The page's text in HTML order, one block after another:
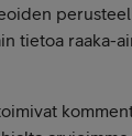
tietoa raaka-